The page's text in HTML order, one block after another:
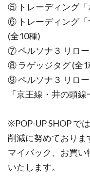
⑤ トレーディング「
⑥ トレーディング「
(全10種)
⑦ ペルソナ３ リロ
⑧ ラゲッジタグ (全1
⑨ ペルソナ３ リロ
「京王線・井の頭
※POP-UP SHOP で
削減に努めておりま
マイバック、お買
いたします。